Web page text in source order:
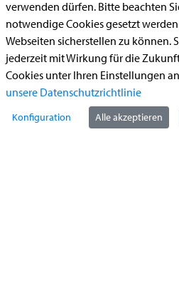
Bauantrag
Begleitetes Fahren ab 17 (Erstantrag)
Führerschein (Umtausch)
Reiterplakette
Ummeldung zugelassenes Fahrzeug
verwenden dürfen. Bitte beachten
notwendige Cookies gesetzt
Webseiten sicherstellen zu können.
jederzeit mit Wirkung für die
Cookies unter Ihren Einstellungen
unsere Datenschutzrichtlinie
Konfiguration Alle akzeptieren